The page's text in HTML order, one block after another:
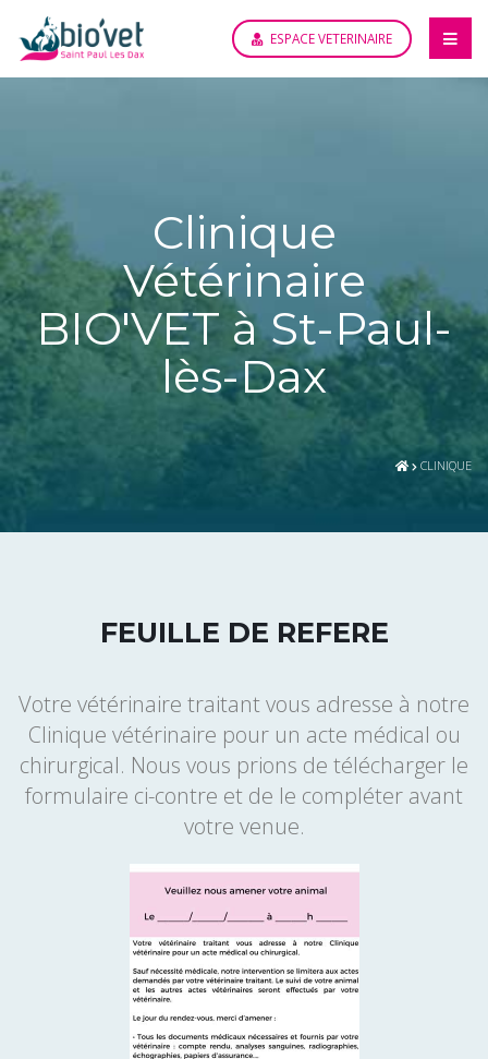
ESPACE VETERINAIRE
Clinique
Vétérinaire
BIO'VET à St-Paul-
lès-Dax
CLINIQUE
FEUILLE DE REFERE
Votre vétérinaire traitant vous adresse à notre
Clinique vétérinaire pour un acte médical ou
chirurgical. Nous vous prions de télécharger le
formulaire ci-contre et de le compléter avant
votre venue.